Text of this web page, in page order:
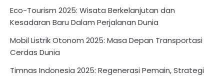
Eco-Tourism 2025: Wisata Berkelanjutan dan
Kesadaran Baru Dalam Perjalanan Dunia
Mobil Listrik Otonom 2025: Masa Depan Transportasi
Cerdas Dunia
Timnas Indonesia 2025: Regenerasi Pemain, Strategi